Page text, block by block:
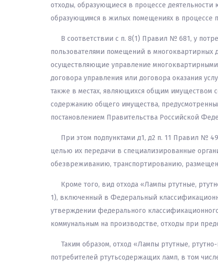
отходы, образующиеся в процессе
образующимся в жилых помещениях в процессе
В соответствии с п. 8(1) Правил № 681, у
пользователями помещений в многоквартирных
осуществляющие управление
договора управления или договора оказания
также в местах, являющихся общим имуществом
содержанию общего имущества,
постановлением Правительства Российской
При этом подпунктами д1, д2 п. 11 Правил №
целью их передачи в специализированные
обезвреживанию, транспортированию,
Кроме того, вид отхода «Лампы ртутные,
1), включенный в Федеральный
утверждении федерального
коммунальным на производстве, отходы при
Таким образом, отход «Лампы ртутные,
потребителей ртутьсодержащих ламп, в том